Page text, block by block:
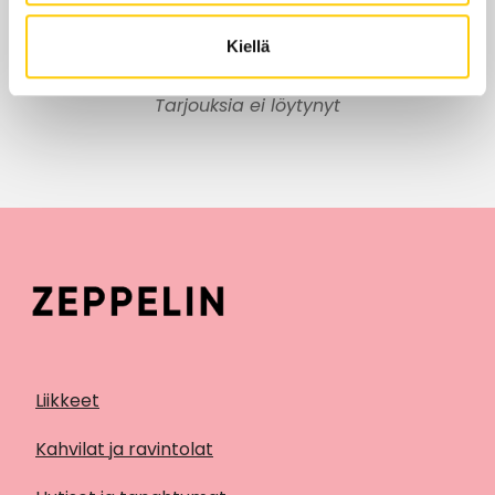
Kiellä
Tarjouksia ei löytynyt
Liikkeet
Kahvilat ja ravintolat